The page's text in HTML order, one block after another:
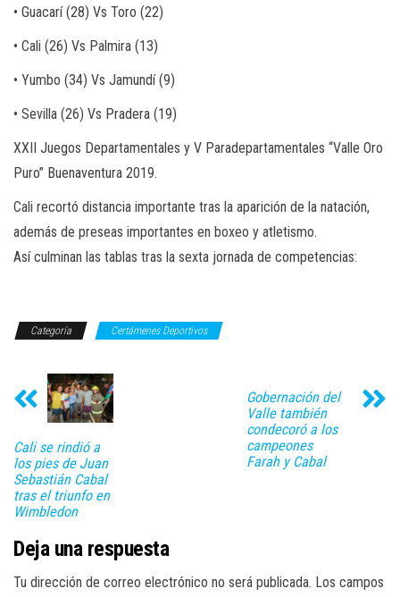
• Guacarí (28) Vs Toro (22)
• Cali (26) Vs Palmira (13)
• Yumbo (34) Vs Jamundí (9)
• Sevilla (26) Vs Pradera (19)
XXII Juegos Departamentales y V Paradepartamentales “Valle Oro
Puro” Buenaventura 2019.
Cali recortó distancia importante tras la aparición de la natación,
además de preseas importantes en boxeo y atletismo.
Así culminan las tablas tras la sexta jornada de competencias:
Categoría Certámenes Deportivos
Cali se rindió a
los pies de Juan
Sebastián Cabal
tras el triunfo en
Wimbledon
Gobernación del
Valle también
condecoró a los
campeones
Farah y Cabal
Deja una respuesta
Tu dirección de correo electrónico no será publicada. Los campos